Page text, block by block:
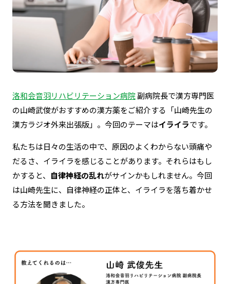
洛和会音羽リハビリテーション病院副病院長で漢方専門医
の山崎武俊がおすすめの漢方薬をご紹介する「山崎先生の
漢方ラジオ外来出張版」。今回のテーマはイライラです。
私たちは日々の生活の中で、原因のよくわからない頭痛や
だるさ、イライラを感じることがあります。それらはもし
かすると、 自律神経の乱れがサインかもしれません。今回
は山崎先生に、自律神経の正体と、イライラを落ち着かせ
る方法を聞きました。